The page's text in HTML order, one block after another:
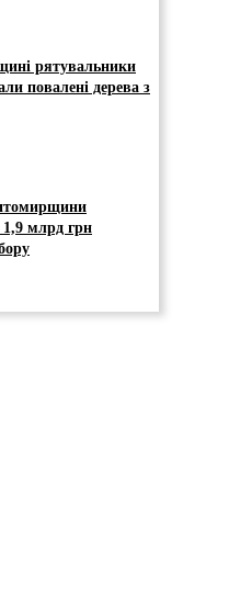
рятувальники
повалені дерева з
1,9 млрд грн